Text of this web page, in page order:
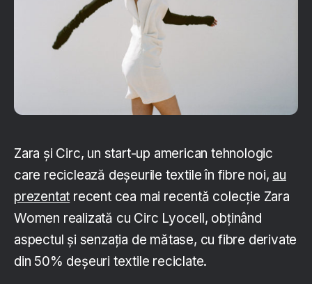
Zara și Circ, un start-up american tehnologic
care reciclează deșeurile textile în fibre noi, au
prezentat recent cea mai recentă colecție Zara
Women realizată cu Circ Lyocell, obținând
aspectul și senzația de mătase, cu fibre derivate
din 50% deșeuri textile reciclate.